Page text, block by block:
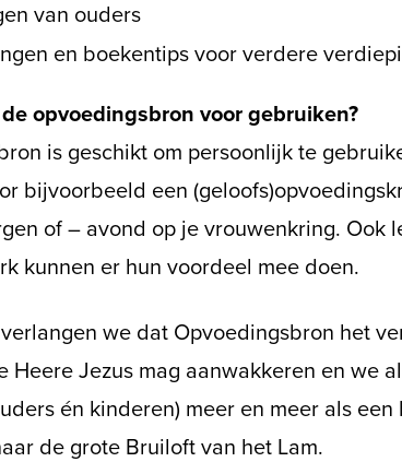
van ouders
en boekentips voor verdere
opvoedingsbron voor gebruiken?
is geschikt om persoonlijk te
bijvoorbeeld een
of – avond op je vrouwenkring. Ook
kunnen er hun voordeel mee doen.
we dat Opvoedingsbron het
Heere Jezus mag aanwakkeren en we
én kinderen) meer en meer als
de grote Bruiloft van het Lam.